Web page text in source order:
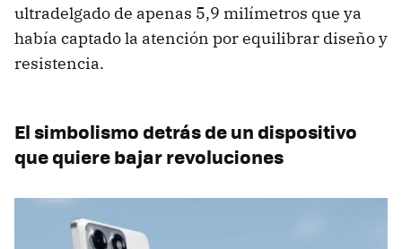
ultradelgado de apenas 5,9 milímetros que ya
había captado la atención por equilibrar diseño y
resistencia.
El simbolismo detrás de un dispositivo
que quiere bajar revoluciones